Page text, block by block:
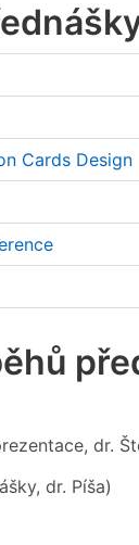
Cards Design
dr.
dr. Píša)